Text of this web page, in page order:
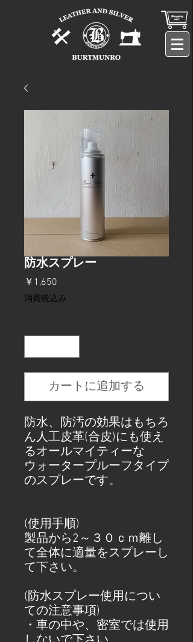
防水スプレー
￥1,650
格
消費税込み
カートに追加する
防水、防汚の効果はもちろ
ん人工皮革(合皮)にも使え
るオールマイティーな
ウォータープルーフタイプ
のスプレーです。
(使用手順)
製品から2～３０ｃｍ離し
て全体に適量をスプレーし
て下さい。
(防水スプレー使用につい
ての注意事項)
・車の中や、密室では使用